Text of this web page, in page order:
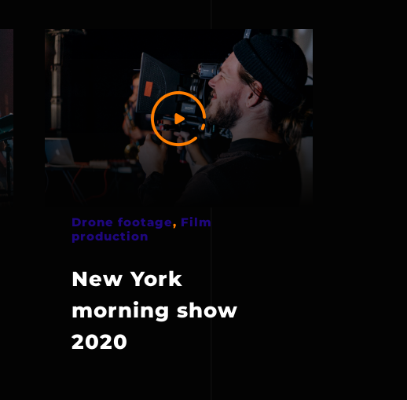
Drone footage, Film
production
New York
morning show
2020